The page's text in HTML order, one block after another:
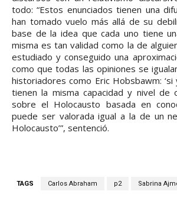
todo: “Estos enunciados tienen una
han tomado vuelo más allá de su
base de la idea que cada uno tiene
misma es tan validad como la de
estudiado y conseguido una
como que todas las opiniones se
historiadores como Eric Hobsbawm:
tienen la misma capacidad y nivel de
sobre el Holocausto basada en
puede ser valorada igual a la de un
Holocausto’”, sentenció.
TAGS Carlos Abraham p2 Sabrina